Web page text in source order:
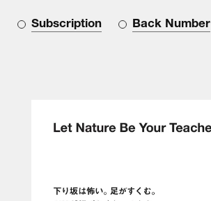
Subscription Back Number